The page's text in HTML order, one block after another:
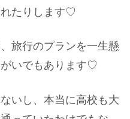
たりします♡
旅行のプランを一生懸
いでもあります♡
いし、本当に高校も大